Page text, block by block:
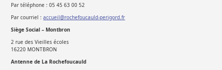
Par téléphone : 05 45 63 00 52
Par courriel :accueil@rochefoucauld-perigord.fr
Siège Social – Montbron
2 rue des Vieilles écoles
16220 MONTBRON
Antenne de La Rochefoucauld